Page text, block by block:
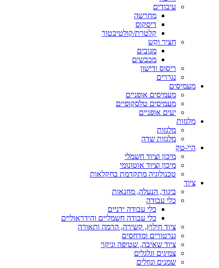
עיבודים
מחרשה
דיסקוס
קלטרת/קולטיבטור
חציר וקש
מגובים
מכבשים
ריסוס ודישון
נגררים
מעמיסים
מעמיסים אופניים
מעמיסים טלסקופיים
יעים אופניים
מלגזות
מלגזות
מלגזות שדה
היי-טק
מיכון וציוד חשמלי
מיכון וציוד אוטונומי
טכנולוגיה מתקדמת בחקלאות
ציוד
ביגוד, הנעלה, מחנאות
כלי עבודה
כלי עבודה ידניים
כלי עבודה חשמליים והידראוליים
ציוד חילוץ, קשירה, הרמה ותאורה
גנרטורים ומדחסים
ציוד שאיבה, שטיפה וניקוי
צמיגים וגלגלים
שמנים ונוזלים